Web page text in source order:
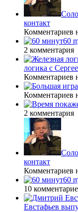
контакт
Комментариев
60
2 комментария
логика с
Комментариев
Комментариев
2 комментария
контакт
Комментариев
60
10
Евстафьев